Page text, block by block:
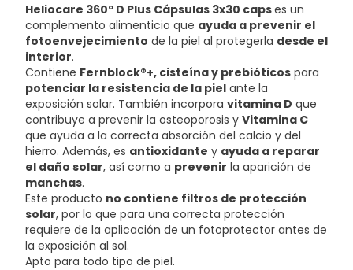
Heliocare 360º D Plus Cápsulas 3x30 capses un
complemento alimenticio que ayuda a prevenir el
fotoenvejecimiento de la piel al protegerla desde el
interior.
Contiene Fernblock®+, cisteína y prebióticos para
potenciar la resistencia de la piel ante la
exposición solar. También incorpora vitamina D que
contribuye a prevenir la osteoporosis y Vitamina C
que ayuda a la correcta absorción del calcio y del
hierro. Además, es antioxidante y ayuda a reparar
el daño solar, así como a prevenir la aparición de
manchas.
Este producto no contiene filtros de protección
solar, por lo que para una correcta protección
requiere de la aplicación de un fotoprotector antes de
la exposición al sol.
Apto para todo tipo de piel.